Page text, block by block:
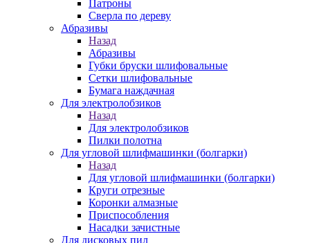
Патроны
Сверла по дереву
Абразивы
Назад
Абразивы
Губки бруски шлифовальные
Сетки шлифовальные
Бумага наждачная
Для электролобзиков
Назад
Для электролобзиков
Пилки полотна
Для угловой шлифмашинки (болгарки)
Назад
Для угловой шлифмашинки (болгарки)
Круги отрезные
Коронки алмазные
Приспособления
Насадки зачистные
Для дисковых пил